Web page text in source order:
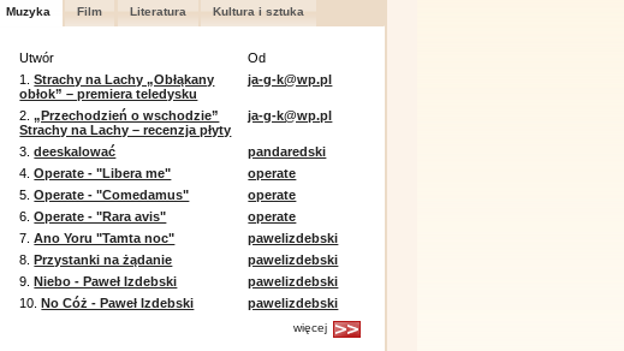
Muzyka Film Literatura Kultura i sztuka
Utwór
Od
1.Strachy na Lachy „Obłąkany
obłok” – premiera teledysku
ja-g-k@wp.pl
2.„Przechodzień o wschodzie”
Strachy na Lachy – recenzja płyty
ja-g-k@wp.pl
3.deeskalować
pandaredski
4.Operate - "Libera me"
operate
5.Operate - "Comedamus"
operate
6.Operate - "Rara avis"
operate
7.Ano Yoru "Tamta noc"
pawelizdebski
8.Przystanki na żądanie
pawelizdebski
9.Niebo - Paweł Izdebski
pawelizdebski
10.No Cóż - Paweł Izdebski pawelizdebski
więcej